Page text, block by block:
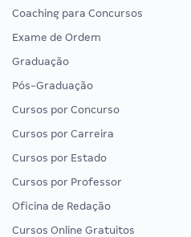
Coaching para Concursos
Exame de Ordem
Graduação
Pós-Graduação
Cursos por Concurso
Cursos por Carreira
Cursos por Estado
Cursos por Professor
Oficina de Redação
Cursos Online Gratuitos